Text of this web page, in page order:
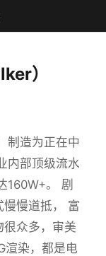
）
制造为正在中
内部顶级流水
160W+。 剧
慢道抵， 富
很众多，审美
渲染，都是电